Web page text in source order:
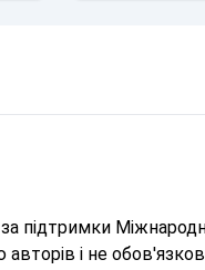
підтримки
авторів і не